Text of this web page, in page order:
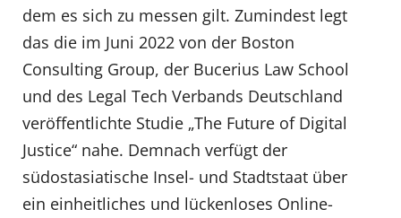
dem es sich zu messen gilt. Zumindest legt
das die im Juni 2022 von der Boston
Consulting Group, der Bucerius Law School
und des Legal Tech Verbands Deutschland
veröffentlichte Studie „The Future of Digital
Justice“ nahe. Demnach verfügt der
südostasiatische Insel- und Stadtstaat über
ein einheitliches und lückenloses Online-